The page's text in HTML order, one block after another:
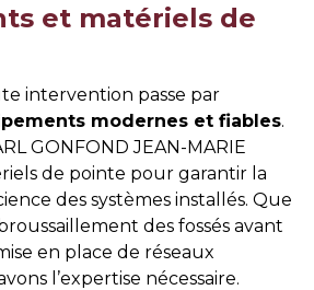
et matériels de
intervention passe par
modernes et fiables.
GONFOND JEAN-MARIE
de pointe pour garantir la
des systèmes installés. Que
des fossés avant
en place de réseaux
l’expertise nécessaire.